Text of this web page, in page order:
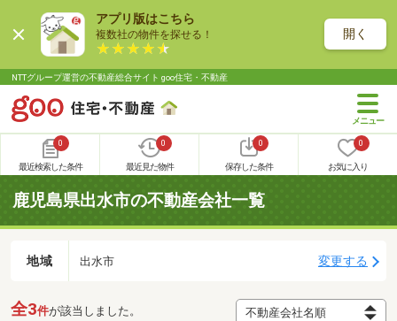
アプリ版はこちら
複数社の物件を探せる！ 開く
NTTグループ運営の不動産総合サイト goo住宅・不動産
0
最近検索した条件
0
最近見た物件
0
保存した条件
0
お気に入り
鹿児島県出水市の不動産会社一覧
地域 出水市 変更する
全3件が該当しました。